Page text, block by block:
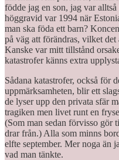
födde jag en son, jag var
höggravid var 1994 när
man ska föda ett barn?
på väg att förändras, vilket
Kanske var mitt tillstånd
katastrofer känns extra
Sådana katastrofer, också för
uppmärksamheten, blir ett
de lyser upp den privata sfär
tragiken men livet runt en
(Som man sedan förvisso gör
drar från.) Alla som minns
elfte september. Mer noga än
vad man tänkte.